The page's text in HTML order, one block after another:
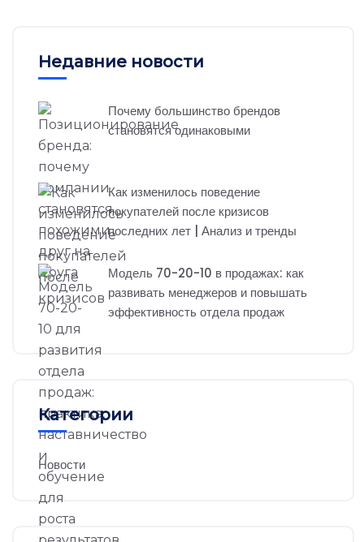
Недавние новости
Почему большинство брендов
становятся одинаковыми
Как изменилось поведение
покупателей после кризисов
последних лет | Анализ и тренды
Модель 70-20-10 в продажах: как
развивать менеджеров и повышать
эффективность отдела продаж
Категории
Новости